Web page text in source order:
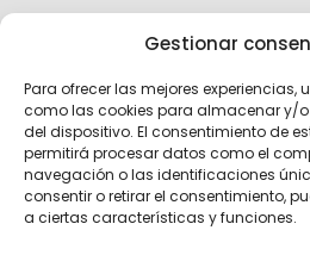
Gestionar
Para ofrecer las mejores
como las cookies para almacenar y/
del dispositivo. El consentimiento de
permitirá procesar datos como el
navegación o las identificaciones
consentir o retirar el consentimiento,
a ciertas características y funciones.